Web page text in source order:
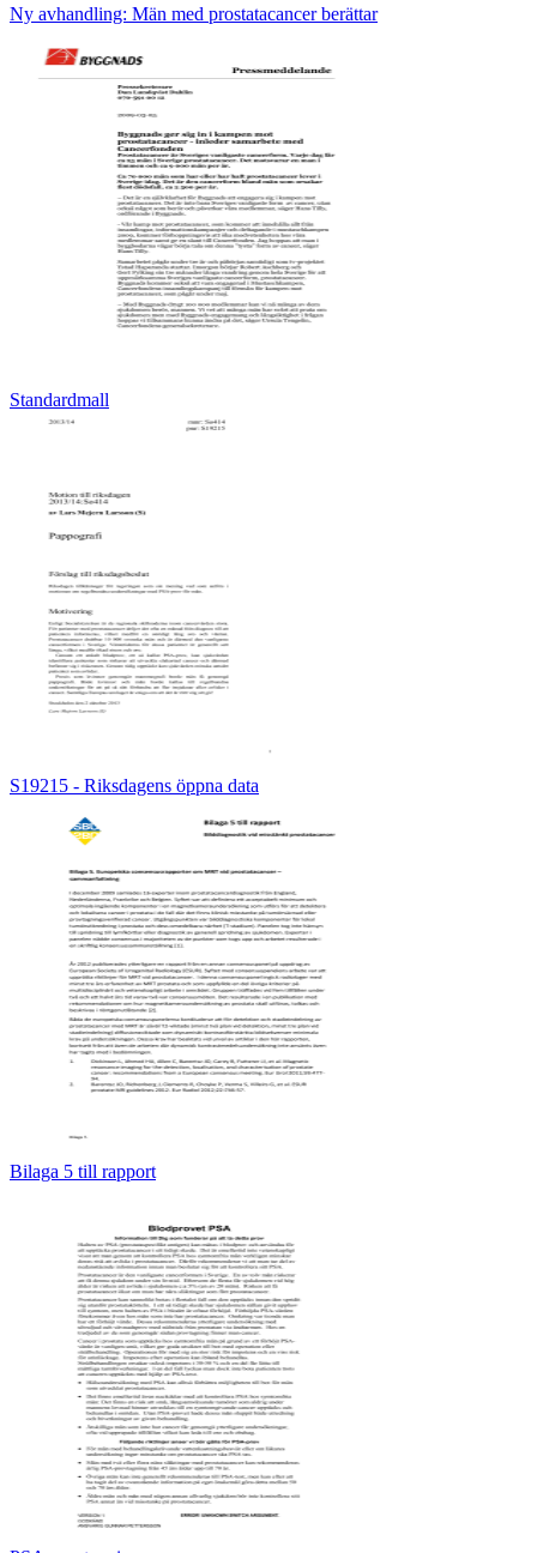
Ny avhandling: Män med prostatacancer berättar
Standardmall
S19215 - Riksdagens öppna data
Bilaga 5 till rapport